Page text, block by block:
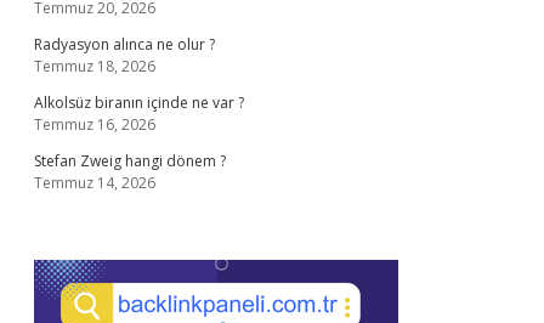
Temmuz 20, 2026
Radyasyon alınca ne olur ?
Temmuz 18, 2026
Alkolsüz biranın içinde ne var ?
Temmuz 16, 2026
Stefan Zweig hangi dönem ?
Temmuz 14, 2026